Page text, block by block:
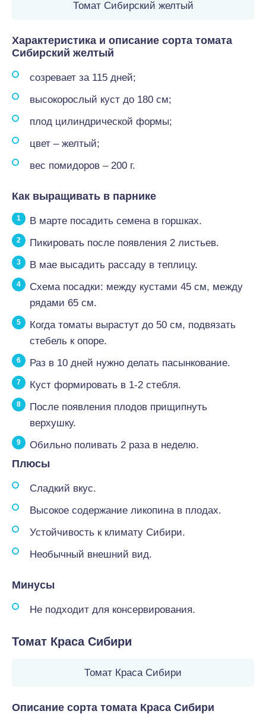
Томат Сибирский желтый
Характеристика и описание сорта томата
Сибирский желтый
созревает за 115 дней;
высокорослый куст до 180 см;
плод цилиндрической формы;
цвет – желтый;
вес помидоров – 200 г.
Как выращивать в парнике
В марте посадить семена в горшках.
Пикировать после появления 2 листьев.
В мае высадить рассаду в теплицу.
Схема посадки: между кустами 45 см, между
рядами 65 см.
Когда томаты вырастут до 50 см, подвязать
стебель к опоре.
Раз в 10 дней нужно делать пасынкование.
Куст формировать в 1-2 стебля.
После появления плодов прищипнуть
верхушку.
Обильно поливать 2 раза в неделю.
Плюсы
Сладкий вкус.
Высокое содержание ликопина в плодах.
Устойчивость к климату Сибири.
Необычный внешний вид.
Минусы
Не подходит для консервирования.
Томат Краса Сибири
Томат Краса Сибири
Описание сорта томата Краса Сибири